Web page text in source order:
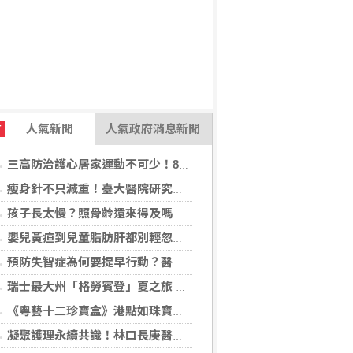
人氣新聞 人氣政府消息新聞
三高防治護心居家運動不可少！888知能宣導互動遊戲，掌握自己的健康密碼
瘦身針不只減重！臺大醫院研究：有機會降低13種肥胖相關癌症41%風險
孩子長太慢？照骨齡還來得及嗎？AI骨齡輔助判讀系統成臨床評估重要參考
嬰兒黃疸到兒童脂肪肝都別輕忽！醫揭不同年齡「肝病警訊」
預防失智症為何要提早行動？醫揭：ApoE基因檢測助提早看見失智風險
瑞士最大州「格勞賓登」夏之旅 推薦6座山間秘境，感受不同阿爾卑斯療癒度假風情！
《粵藝十二珍寶盒》港點如珠寶藝術 臺中勤美洲際明娟樓餐桌變成精品櫃位？
凝聚護理永續共識！林口長庚醫院攜手各界打造永續護理職場，共創健康台灣